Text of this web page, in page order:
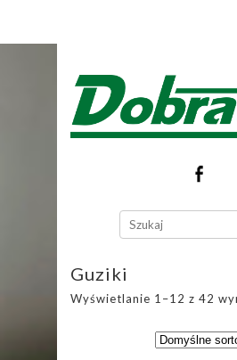
Guziki
Wyświetlanie 1–12 z 42